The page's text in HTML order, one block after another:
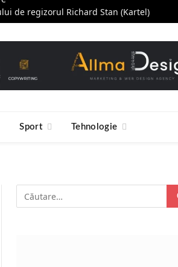
de regizorul Richard Stan (Kartel)
Ideal să Înveți Acum
Sport Tehnologie